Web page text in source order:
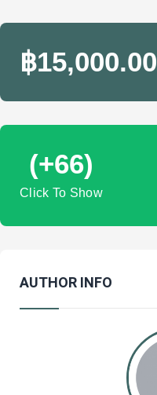
฿15,000.00
(+66)
Click To Show
AUTHOR INFO